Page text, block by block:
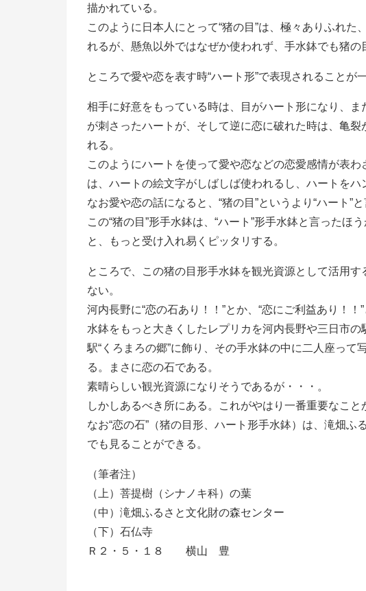
描かれている。
このように日本人にとって“猪の目”は、極々ありふれ
れるが、懸魚以外ではなぜか使われず、手水鉢でも猪の
ところで愛や恋を表す時“ハート形”で表現されることが
相手に好意をもっている時は、目がハート形になり、ま
が刺さったハートが、そして逆に恋に破れた時は、亀裂
れる。
このようにハートを使って愛や恋などの恋愛感情が表わ
は、ハートの絵文字がしばしば使われるし、ハートをハ
なお愛や恋の話になると、“猪の目”というより“ハート”
この“猪の目”形手水鉢は、“ハート”形手水鉢と言ったほ
と、もっと受け入れ易くピッタリする。
ところで、この猪の目形手水鉢を観光資源として活用す
ない。
河内長野に“恋の石あり！！”とか、“恋にご利益あり！！
水鉢をもっと大きくしたレプリカを河内長野や三日市の
駅“くろまろの郷”に飾り、その手水鉢の中に二人座って
る。まさに恋の石である。
素晴らしい観光資源になりそうであるが・・・。
しかしあるべき所にある。これがやはり一番重要なこと
なお“恋の石”（猪の目形、ハート形手水鉢）は、滝畑
でも見ることができる。
（筆者注）
（上）菩提樹（シナノキ科）の葉
（中）滝畑ふるさと文化財の森センター
（下）石仏寺
Ｒ２・５・１８ 横山 豊